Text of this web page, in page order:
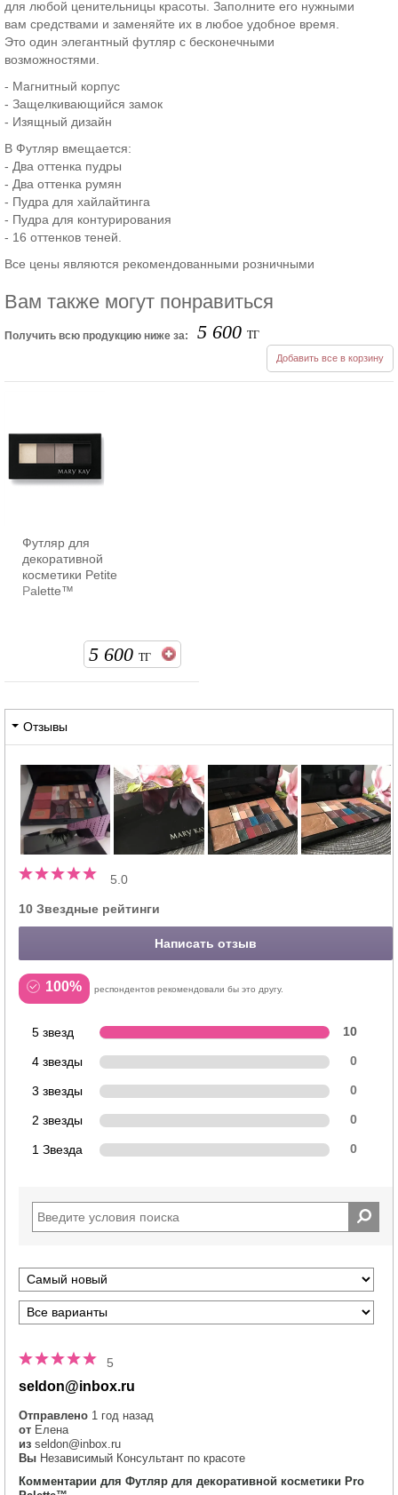
для любой ценительницы красоты. Заполните его нужными
вам средствами и заменяйте их в любое удобное время.
Это один элегантный футляр с бесконечными
возможностями.
- Магнитный корпус
- Защелкивающийся замок
- Изящный дизайн
В Футляр вмещается:
- Два оттенка пудры
- Два оттенка румян
- Пудра для хайлайтинга
- Пудра для контурирования
- 16 оттенков теней.
Все цены являются рекомендованными розничными
Вам также могут понравиться
Получить всю продукцию ниже за: 5 600 ТГ
Добавить все в корзину
Футляр для
декоративной
косметики Petite
Palette™
5 600 ТГ
Отзывы
5.0
10 Звездные рейтинги
Написать отзыв
100% респондентов рекомендовали бы это другу.
5 звезд 10
4 звезды 0
3 звезды 0
2 звезды 0
1 Звезда 0
5
seldon@inbox.ru
Отправлено 1 год назад
от Елена
из seldon@inbox.ru
Вы Независимый Консультант по красоте
Комментарии для Футляр для декоративной косметики Pro